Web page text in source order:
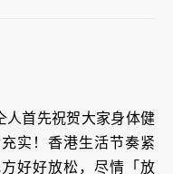
人首先祝贺大家身体健
实！香港生活节奏紧
好好放松，尽情「放